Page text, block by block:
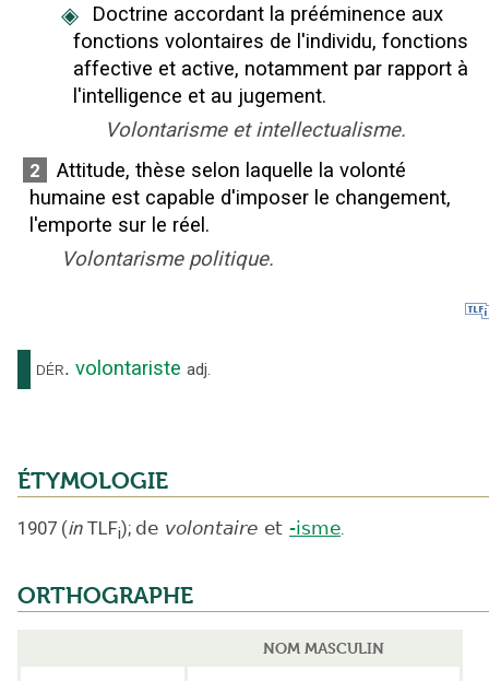
◈
Doctrine accordant la prééminence aux
fonctions volontaires de l'individu, fonctions
affective et active, notamment par rapport à
l'intelligence et au jugement.
Volontarisme et intellectualisme.
2
Attitude, thèse selon laquelle la volonté
humaine est capable d'imposer le changement,
l'emporte sur le réel.
Volontarisme politique.
dér. volontariste adj.
ÉTYMOLOGIE
1907 (in TLFi); de volontaire et -isme.
ORTHOGRAPHE
NOM MASCULIN